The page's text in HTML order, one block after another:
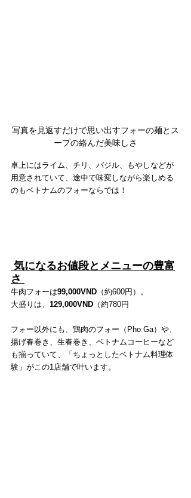
写真を見返すだけで思い出すフォーの麺とス
ープの絡んだ美味しさ
卓上にはライム、チリ、バジル、もやしなどが
用意されていて、途中で味変しながら楽しめる
のもベトナムのフォーならでは！
さ
牛肉フォーは99,000VND （約600円）。
大盛りは、 129,000VND （約780円
フォー以外にも、鶏肉のフォー（Pho Ga）や、
揚げ春巻き、生春巻き、ベトナムコーヒーなど
も揃っていて、「ちょっとしたベトナム料理体
験」がこの1店舗で叶います。